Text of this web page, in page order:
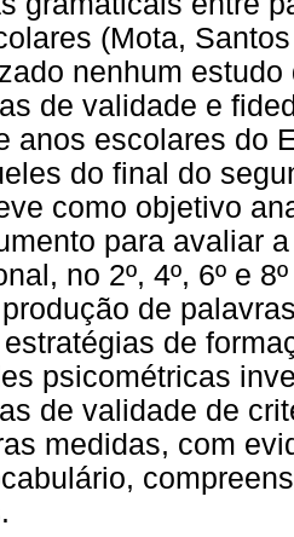
(Mota,
nenhum
de validade e
anos escolares do
do final do
como objetivo
para avaliar
no 2º, 4º, 6º e
de
de
psicométricas
de validade de
medidas, com